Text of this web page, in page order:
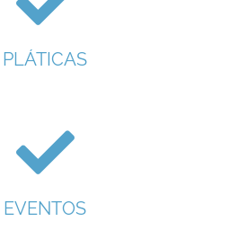
PLÁTICAS
EVENTOS